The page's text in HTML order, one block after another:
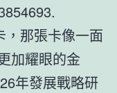
，那張卡像一面
加耀眼的金
年發展戰略研